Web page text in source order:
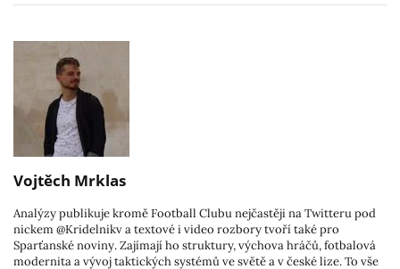
Vojtěch Mrklas
Analýzy publikuje kromě Football Clubu nejčastěji na Twitteru pod
nickem @Kridelnikv a textové i video rozbory tvoří také pro
Sparťanské noviny. Zajímají ho struktury, výchova hráčů, fotbalová
modernita a vývoj taktických systémů ve světě a v české lize. To vše